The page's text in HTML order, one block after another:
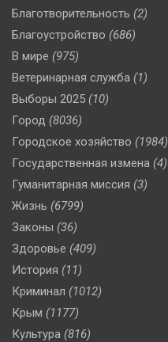
Благотворительность (2)
Благоустройство (686)
В мире (975)
Ветеринарная служба (1)
Выборы 2025 (10)
Город (8036)
Городское хозяйство (1984)
Государственная измена (4)
Гуманитарная миссия (3)
Жизнь (6799)
Законы (36)
Здоровье (409)
История (11)
Криминал (1012)
Крым (1177)
Культура (816)